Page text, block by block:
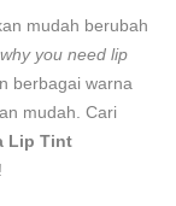
mudah berubah
you need lip
berbagai warna
mudah. Cari
Lip Tint